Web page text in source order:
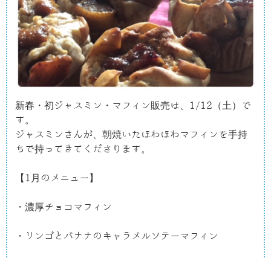
新春・初ジャスミン・マフィン販売は、1/12（土）で
す。
ジャスミンさんが、朝焼いたほわほわマフィンを手持
ちで持ってきてくださります。
【1月のメニュー】
・濃厚チョコマフィン
・リンゴとバナナのキャラメルソテーマフィン